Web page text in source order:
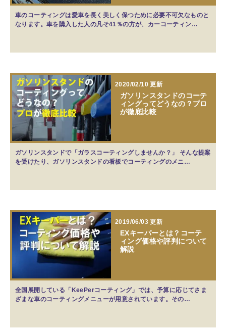
車のコーティングは愛車を長く美しく保つために必要不可欠なものと
なります。車を購入した人の凡そ41％の方が、カーコーティン…
2020/02/10 更新
ガソリンスタンドのコーテ
ィングってどうなの？プロ
が徹底比較
ガソリンスタンドで「ガラスコーティングしませんか？」 そんな提案
を受けたり、ガソリンスタンドの看板でコーティングのメニ…
2019/06/03 更新
EXキーパーとは？コーテ
ィング価格や評判について
解説
全国展開している「KeePerコーティング」では、予算に応じてさま
ざまな車のコーティングメニューが用意されています。その…